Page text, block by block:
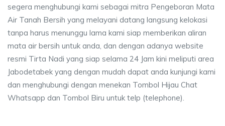
segera menghubungi kami sebagai mitra Pengeboran Mata
Air Tanah Bersih yang melayani datang langsung kelokasi
tanpa harus menunggu lama kami siap memberikan aliran
mata air bersih untuk anda, dan dengan adanya website
resmi Tirta Nadi yang siap selama 24 Jam kini meliputi area
Jabodetabek yang dengan mudah dapat anda kunjungi kami
dan menghubungi dengan menekan Tombol Hijau Chat
Whatsapp dan Tombol Biru untuk telp (telephone).